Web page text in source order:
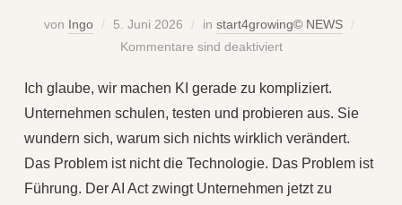
von Ingo 5. Juni 2026 in start4growing© NEWS
Kommentare sind deaktiviert
Ich glaube, wir machen KI gerade zu kompliziert.
Unternehmen schulen, testen und probieren aus. Sie
wundern sich, warum sich nichts wirklich verändert.
Das Problem ist nicht die Technologie. Das Problem ist
Führung. Der AI Act zwingt Unternehmen jetzt zu